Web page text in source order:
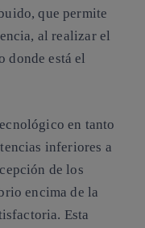
que permite
al realizar el
donde está el
en tanto
inferiores a
de los
encima de la
Esta